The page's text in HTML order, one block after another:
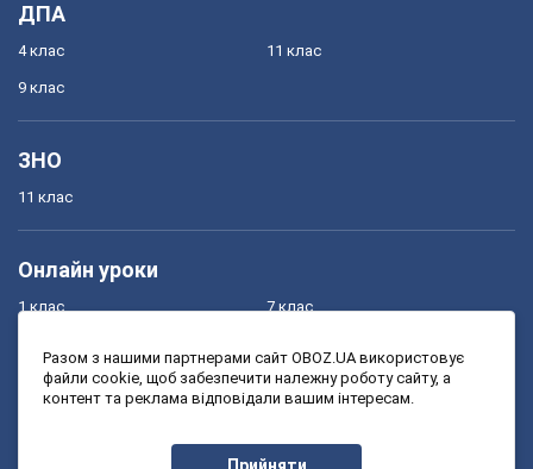
ДПА
4 клас
9 клас
11 клас
ЗНО
11 клас
Онлайн уроки
1 клас
3 клас
7 клас
9 клас
Разом з нашими партнерами сайт OBOZ.UA використовує
файли cookie, щоб забезпечити належну роботу сайту, а
контент та реклама відповідали вашим інтересам.